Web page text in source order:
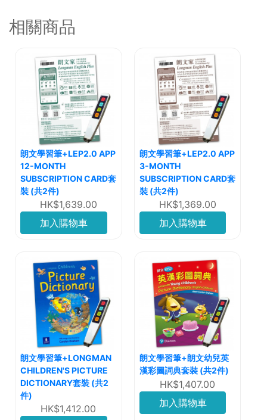
相關商品
朗文學習筆+LEP2.0 APP
12-MONTH
SUBSCRIPTION CARD套
裝 (共2件)
HK$1,639.00
加入購物車
朗文學習筆+LEP2.0 APP
3-MONTH
SUBSCRIPTION CARD套
裝 (共2件)
HK$1,369.00
加入購物車
朗文學習筆+LONGMAN
CHILDREN'S PICTURE
DICTIONARY套裝 (共2
件)
HK$1,412.00
朗文學習筆+朗文幼兒英
漢彩圖詞典套裝 (共2件)
HK$1,407.00
加入購物車